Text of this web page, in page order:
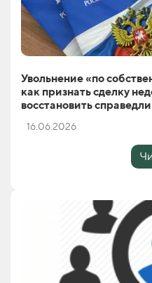
Увольнение «по
как признать сделку
восстановить
16.06.2026